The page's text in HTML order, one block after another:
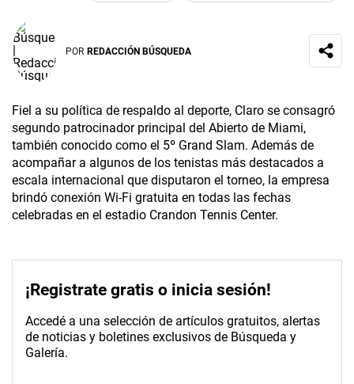
POR REDACCIÓN BÚSQUEDA
Fiel a su política de respaldo al deporte, Claro se consagró
segundo patrocinador principal del Abierto de Miami,
también conocido como el 5º Grand Slam. Además de
acompañar a algunos de los tenistas más destacados a
escala internacional que disputaron el torneo, la empresa
brindó conexión Wi-Fi gratuita en todas las fechas
celebradas en el estadio Crandon Te­nnis Center.
¡Registrate gratis o inicia sesión!
Accedé a una selección de artículos gratuitos, alertas
de noticias y boletines exclusivos de Búsqueda y
Galería.